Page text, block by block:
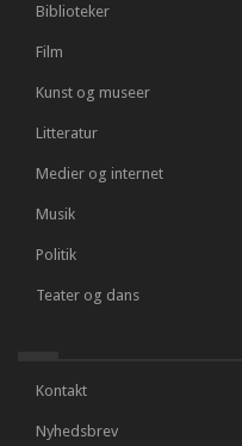
Biblioteker
Film
Kunst og museer
Litteratur
Medier og internet
Musik
Politik
Teater og dans
Kontakt
Nyhedsbrev